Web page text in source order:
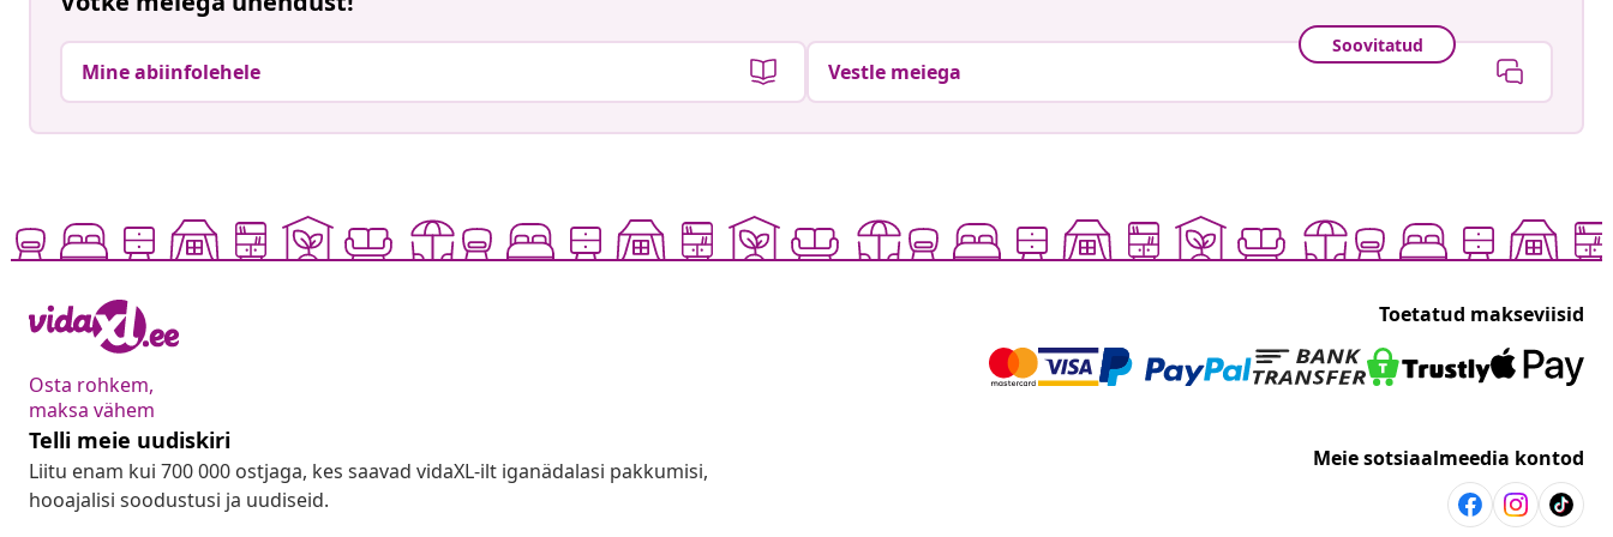
Mine abiinfolehele
Soovitatud
Vestle meiega
Osta rohkem,
maksa vähem
Toetatud makseviisid
Telli meie uudiskiri
Liitu enam kui 700 000 ostjaga, kes saavad vidaXL-ilt iganädalasi pakkumisi,
hooajalisi soodustusi ja uudiseid.
Meie sotsiaalmeedia kontod